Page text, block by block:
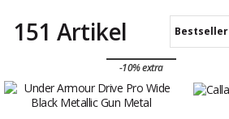
151 Artikel Bestseller
-10% extra